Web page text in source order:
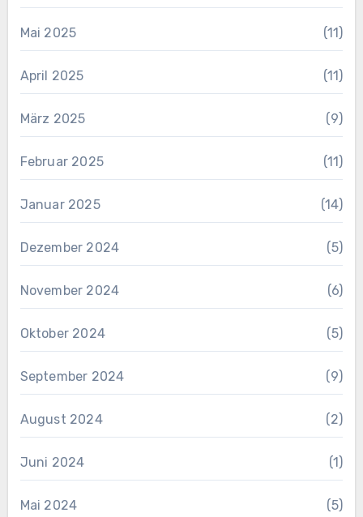
Mai 2025 (11)
April 2025 (11)
März 2025 (9)
Februar 2025 (11)
Januar 2025 (14)
Dezember 2024 (5)
November 2024 (6)
Oktober 2024 (5)
September 2024 (9)
August 2024 (2)
Juni 2024 (1)
Mai 2024 (5)